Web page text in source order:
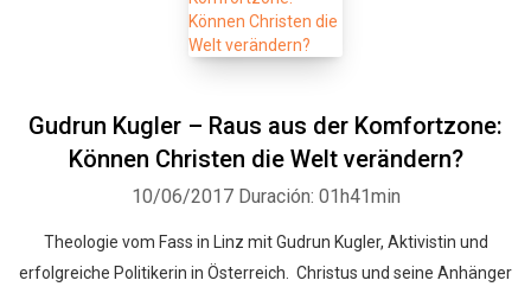
Gudrun Kugler – Raus aus der Komfortzone:
Können Christen die Welt verändern?
10/06/2017 Duración: 01h41min
Theologie vom Fass in Linz mit Gudrun Kugler, Aktivistin und
erfolgreiche Politikerin in Österreich. Christus und seine Anhänger